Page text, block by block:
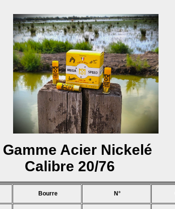
Gamme Acier Nickelé
Calibre 20/76
Bourre N°